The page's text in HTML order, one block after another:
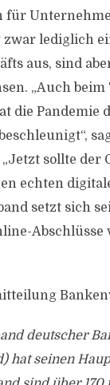
für
zwar lediglich
aus, sind
„Auch beim
die Pandemie
sollte der
echten
setzt sich
Abschlüsse
deutscher
hat seinen